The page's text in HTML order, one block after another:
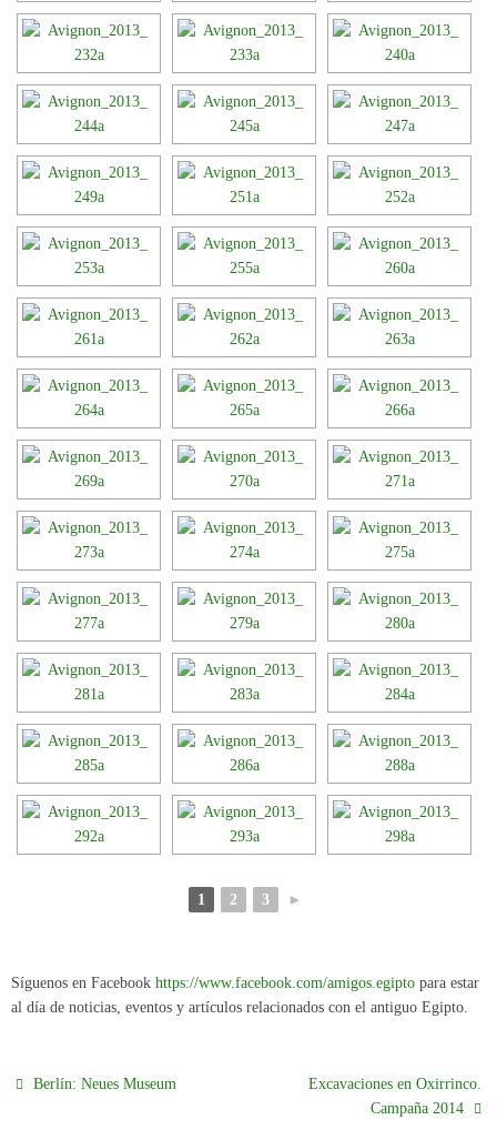
1 2 3 ►
Síguenos en Facebook https://www.facebook.com/amigos.egipto para estar
al día de noticias, eventos y artículos relacionados con el antiguo Egipto.
Berlín: Neues Museum
Excavaciones en Oxirrinco.
Campaña 2014